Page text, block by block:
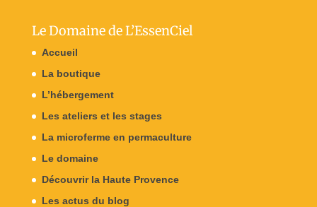
Le Domaine de L’EssenCiel
Accueil
La boutique
L’hébergement
Les ateliers et les stages
La microferme en permaculture
Le domaine
Découvrir la Haute Provence
Les actus du blog